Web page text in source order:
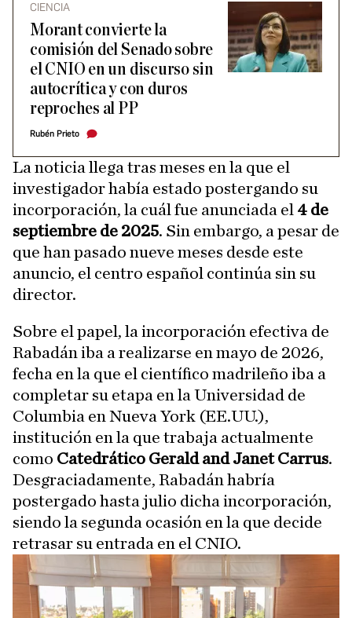
CIENCIA
Morant convierte la
comisión del Senado sobre
el CNIO en un discurso sin
autocrítica y con duros
reproches al PP
Rubén Prieto
La noticia llega tras meses en la que el
investigador había estado postergando su
incorporación, la cuál fue anunciada el 4 de
septiembre de 2025. Sin embargo, a pesar de
que han pasado nueve meses desde este
anuncio, el centro español continúa sin su
director.
Sobre el papel, la incorporación efectiva de
Rabadán iba a realizarse en mayo de 2026,
fecha en la que el científico madrileño iba a
completar su etapa en la Universidad de
Columbia en Nueva York (EE.UU.),
institución en la que trabaja actualmente
como Catedrático Gerald and Janet Carrus.
Desgraciadamente, Rabadán habría
postergado hasta julio dicha incorporación,
siendo la segunda ocasión en la que decide
retrasar su entrada en el CNIO.